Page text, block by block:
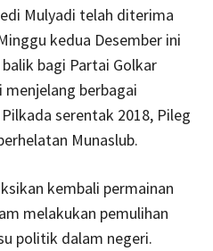
Mulyadi telah diterima
kedua Desember ini
bagi Partai Golkar
berbagai
serentak 2018, Pileg
Munaslub.
kembali permainan
melakukan pemulihan
politik dalam negeri.